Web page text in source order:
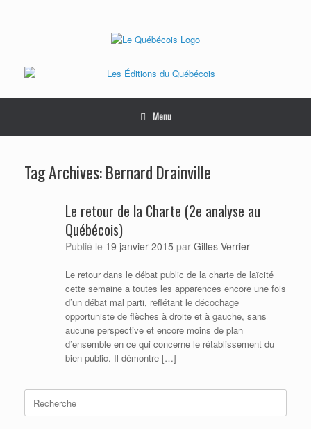
Menu
Tag Archives:Bernard Drainville
Le retour de la Charte (2e analyse au
Québécois)
Publié le 19 janvier 2015 par Gilles Verrier
Le retour dans le débat public de la charte de laïcité
cette semaine a toutes les apparences encore une fois
d’un débat mal parti, reflétant le décochage
opportuniste de flèches à droite et à gauche, sans
aucune perspective et encore moins de plan
d’ensemble en ce qui concerne le rétablissement du
bien public. Il démontre […]
Search
for: